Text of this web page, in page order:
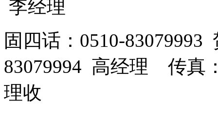
李经理
固四话：0510-
83079994 高经理 传真
理收